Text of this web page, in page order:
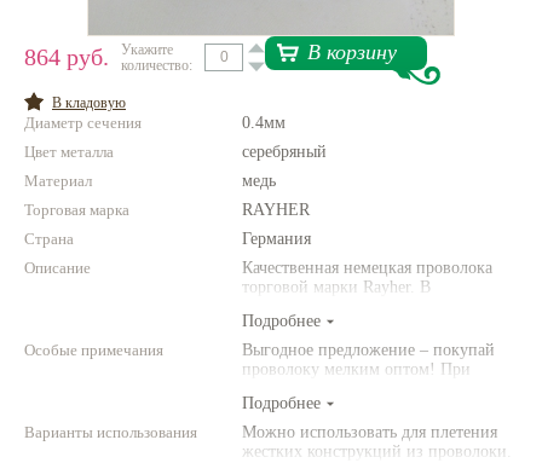
Всё для вышивки
Натуральные камни
Новинки!
Фотофорум
864 руб.
Укажите
количество:
В корзину
В кладовую
Диаметр сечения
0.4мм
Цвет металла
серебряный
Материал
медь
Торговая марка
RAYHER
Страна
Германия
Описание
Качественная немецкая проволока
торговой марки Rayher. В
Подробнее
Особые примечания
Выгодное предложение – покупай
проволоку мелким оптом! При
10 штук одного наименования –
скидка 15%. Упаковка и цвет товара
могут отличаться от представленных
Подробнее
Варианты использования
Можно использовать для плетения
жестких конструкций из проволоки.